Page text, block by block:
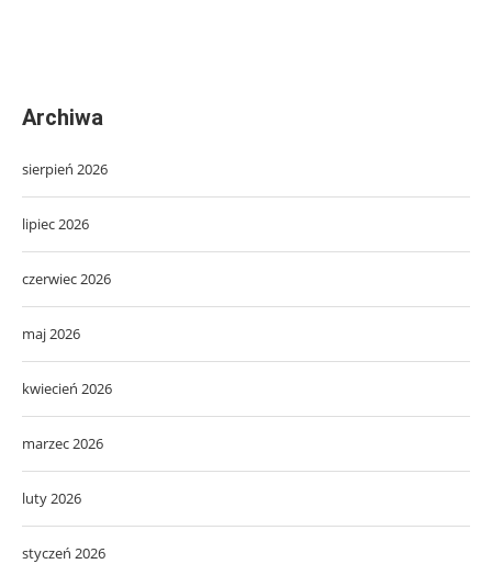
Archiwa
sierpień 2026
lipiec 2026
czerwiec 2026
maj 2026
kwiecień 2026
marzec 2026
luty 2026
styczeń 2026